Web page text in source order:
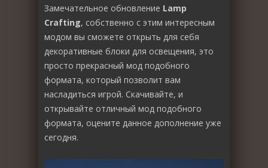
Замечательное обновление Lamp
Crafting, собственно с этим интересным
модом вы сможете открыть для себя
декоративные блоки для освещения, это
просто прекрасный мод подобного
формата, который позволит вам
насладиться игрой. Скачивайте, и
открывайте отличный мод подобного
формата, оцените данное дополнение уже
сегодня.